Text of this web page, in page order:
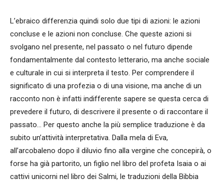
L’ebraico differenzia quindi solo due tipi di azioni: le azioni
concluse e le azioni non concluse. Che queste azioni si
svolgano nel presente, nel passato o nel futuro dipende
fondamentalmente dal contesto letterario, ma anche sociale
e culturale in cui si interpreta il testo. Per comprendere il
significato di una profezia o di una visione, ma anche di un
racconto non è infatti indifferente sapere se questa cerca di
prevedere il futuro, di descrivere il presente o di raccontare il
passato… Per questo anche la più semplice traduzione è da
subito un’attività interpretativa. Dalla mela di Eva,
all’arcobaleno dopo il diluvio fino alla vergine che concepirà, o
forse ha già partorito, un figlio nel libro del profeta Isaia o ai
cattivi unicorni nel libro dei Salmi, le traduzioni della Bibbia